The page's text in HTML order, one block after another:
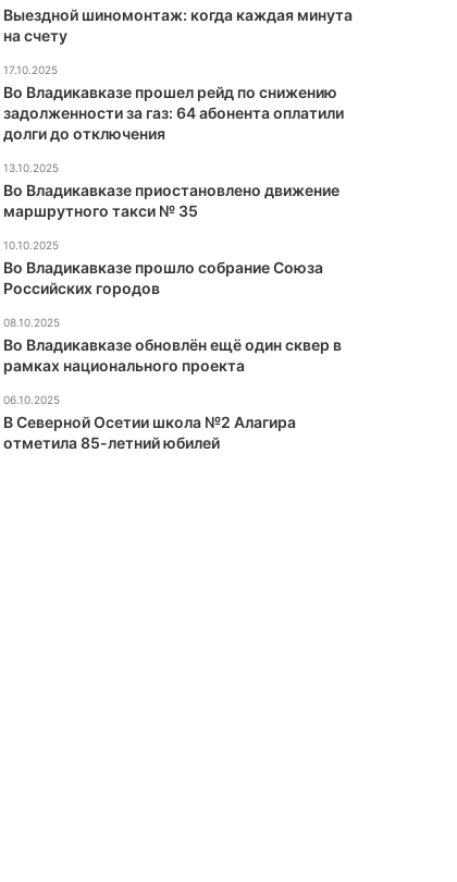
Выездной шиномонтаж: когда каждая минута
на счету
17.10.2025
Во Владикавказе прошел рейд по снижению
задолженности за газ: 64 абонента оплатили
долги до отключения
13.10.2025
Во Владикавказе приостановлено движение
маршрутного такси № 35
10.10.2025
Во Владикавказе прошло собрание Союза
Российских городов
08.10.2025
Во Владикавказе обновлён ещё один сквер в
рамках национального проекта
06.10.2025
В Северной Осетии школа №2 Алагира
отметила 85-летний юбилей